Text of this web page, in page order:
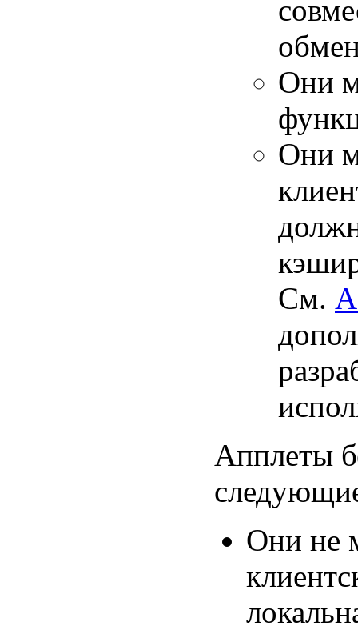
Они
Они
См.
Апплеты
Они не